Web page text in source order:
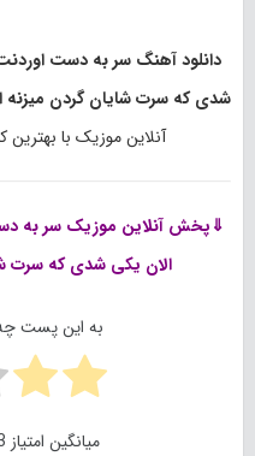
دانلود آهنگ سر به دست
شدی که سرت شایان گردن میزنه
آنلاین موزیک با
⇓پخش آنلاین موزیک سر به
الان یکی شدی که سرت
به این پست
میانگین امتیاز